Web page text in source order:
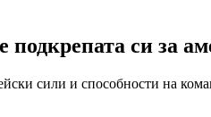
си за
сили и способности на